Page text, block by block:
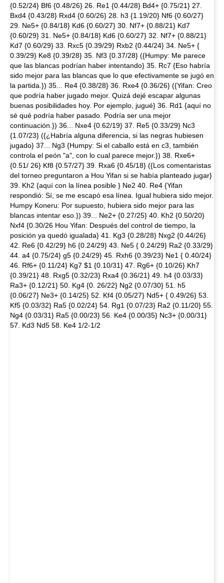
{0.52/24} Bf6 {0.48/26} 26. Re1 {0.44/28} Bd4+ {0.75/21} 27.
Bxd4 {0.43/28} Rxd4 {0.60/26} 28. h3 {1.19/20} Nf6 {0.60/27}
29. Ne5+ {0.84/18} Kd6 {0.60/27} 30. Nf7+ {0.88/21} Kd7
{0.60/29} 31. Ne5+ {0.84/18} Kd6 {0.60/27} 32. Nf7+ {0.88/21}
Kd7 {0.60/29} 33. Rxc5 {0.39/29} Rxb2 {0.44/24} 34. Ne5+ {
0.39/29} Ke8 {0.39/28} 35. Nf3 {0.37/28} ({Humpy: Me parece
que las blancas podrían haber intentando} 35. Rc7 {Eso habría
sido mejor para las blancas que lo que efectivamente se jugó en
la partida.}) 35... Re4 {0.38/28} 36. Rxe4 {0.36/26} ({Yifan: Creo
que podría haber jugado mejor. Quizá dejé escapar algunas
buenas posibilidades hoy. Por ejemplo, jugué} 36. Rd1 {aquí no
sé qué podría haber pasado. Podría ser una mejor
continuación.}) 36... Nxe4 {0.62/19} 37. Re5 {0.33/29} Nc3
{1.07/23} ({¿Habría alguna diferencia, si las negras hubiesen
jugado} 37... Ng3 {Humpy: Si el caballo está en c3, también
controla el peón "a", con lo cual parece mejor.}) 38. Rxe6+
{0.51/ 26} Kf8 {0.57/27} 39. Rxa6 {0.45/18} ({Los comentaristas
del torneo preguntaron a Hou Yifan si se había planteado jugar}
39. Kh2 {aquí con la línea posible } Ne2 40. Re4 {Yifan
respondió: Sí, se me escapó esa línea. Igual hubiera sido mejor.
Humpy Koneru: Por supuesto, hubiera sido mejor para las
blancas intentar eso.}) 39... Ne2+ {0.27/25} 40. Kh2 {0.50/20}
Nxf4 {0.30/26 Hou Yifan: Después del control de tiempo, la
posición ya quedó igualada} 41. Kg3 {0.28/28} Nxg2 {0.44/26}
42. Re6 {0.42/29} h6 {0.24/29} 43. Ne5 { 0.24/29} Ra2 {0.33/29}
44. a4 {0.75/24} g5 {0.24/29} 45. Rxh6 {0.39/23} Ne1 { 0.40/24}
46. Rf6+ {0.11/24} Kg7 $1 {0.10/31} 47. Rg6+ {0.10/26} Kh7
{0.39/21} 48. Rxg5 {0.32/23} Rxa4 {0.36/21} 49. h4 {0.03/33}
Ra3+ {0.12/21} 50. Kg4 {0. 26/22} Ng2 {0.07/30} 51. h5
{0.06/27} Ne3+ {0.14/25} 52. Kf4 {0.05/27} Nd5+ { 0.49/26} 53.
Kf5 {0.03/32} Ra5 {0.02/24} 54. Rg1 {0.07/23} Ra2 {0.11/20} 55.
Ng4 {0.03/31} Ra5 {0.00/23} 56. Ke4 {0.00/35} Nc3+ {0.00/31}
57. Kd3 Nd5 58. Ke4 1/2-1/2